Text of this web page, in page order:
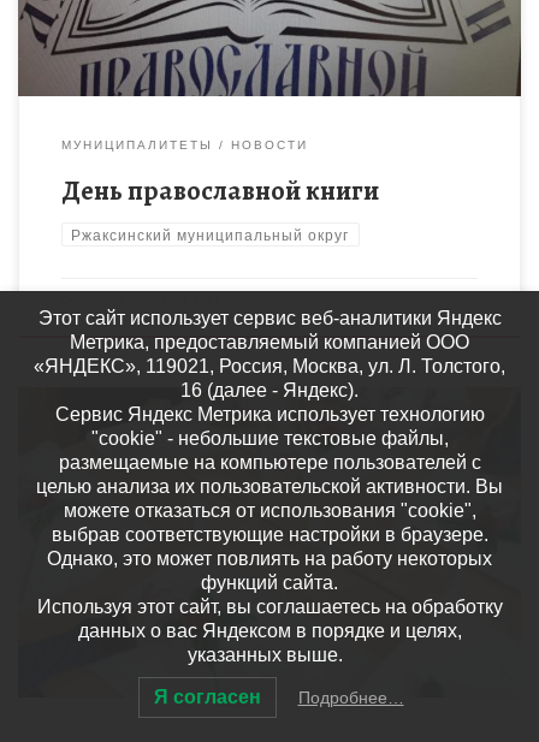
МУНИЦИПАЛИТЕТЫ НОВОСТИ
День православной книги
Ржаксинский муниципальный округ
Место проведения: филиал МБОУ «Ржаксинская СОШ №1» в п.
Жемчужный Педагог дополнительного образования:
Акиндеева Н.В. Тема занятия: «Аленький цветочек»» Дата
занятия: 05.04.2020 На занятие дети […]
Этот сайт использует сервис веб-аналитики Яндекс
Метрика, предоставляемый компанией ООО
«ЯНДЕКС», 119021, Россия, Москва, ул. Л. Толстого,
16 (далее - Яндекс).
Сервис Яндекс Метрика использует технологию
"cookie" - небольшие текстовые файлы,
размещаемые на компьютере пользователей с
целью анализа их пользовательской активности. Вы
можете отказаться от использования "cookie",
выбрав соответствующие настройки в браузере.
Однако, это может повлиять на работу некоторых
функций сайта.
Используя этот сайт, вы соглашаетесь на обработку
данных о вас Яндексом в порядке и целях,
указанных выше.
Я согласен Подробнее…